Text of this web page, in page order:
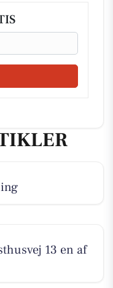
13 en af